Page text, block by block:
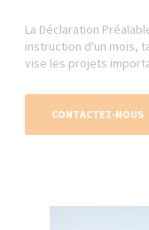
La Déclaration
instruction d'un mois,
vise les projets
CONTACTEZ-NOUS